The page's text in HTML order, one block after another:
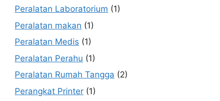
Peralatan Laboratorium (1)
Peralatan makan (1)
Peralatan Medis (1)
Peralatan Perahu (1)
Peralatan Rumah Tangga (2)
Perangkat Printer (1)